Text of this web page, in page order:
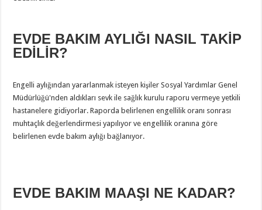
EVDE BAKIM AYLIĞI NASIL TAKİP
EDİLİR?
Engelli aylığından yararlanmak isteyen kişiler Sosyal Yardımlar Genel
Müdürlüğü'nden aldıkları sevk ile sağlık kurulu raporu vermeye yetkili
hastanelere gidiyorlar. Raporda belirlenen engellilik oranı sonrası
muhtaçlık değerlendirmesi yapılıyor ve engellilik oranına göre
belirlenen evde bakım aylığı bağlanıyor.
EVDE BAKIM MAAŞI NE KADAR?